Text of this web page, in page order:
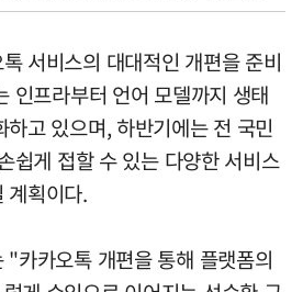
서비스의 대대적인 개편을 준비
인프라부터 언어 모델까지 생태
고 있으며, 하반기에는 전 국민
쉽게 접할 수 있는 다양한 서비스
계획이다.
"카카오톡 개편을 통해 플랫폼의